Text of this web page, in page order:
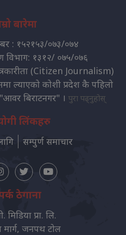
बारेमा
: १५२१५३/०७३/०७४
विभाग: १३१२/ ०७५/०७६
(Citizen Journalism)
ल्याएको कोशी प्रदेश कै पहिलो
बिराटनगर" । पुरा पढ्नुहोस्
लिंकहरु
सम्पुर्ण समाचार
ठेगाना
मिडिया प्रा. लि.
मार्ग, जनपथ टोल